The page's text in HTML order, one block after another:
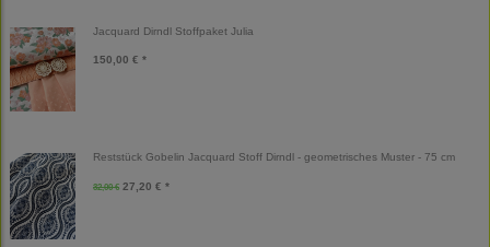
Jacquard Dirndl Stoffpaket Julia
150,00 € *
Reststück Gobelin Jacquard Stoff Dirndl - geometrisches Muster - 75 cm
32,00 € 27,20 € *